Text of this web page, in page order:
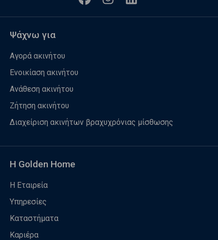
Ψάχνω για
Αγορά ακινήτου
Ενοικίαση ακινήτου
Ανάθεση ακινήτου
Ζήτηση ακινήτου
Διαχείριση ακινήτων βραχυχρόνιας μίσθωσης
Η Golden Home
Η Εταιρεία
Υπηρεσίες
Καταστήματα
Καριέρα